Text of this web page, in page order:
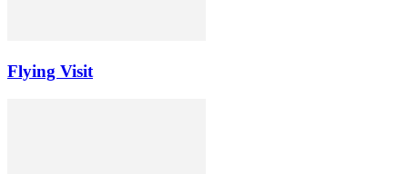
Flying Visit